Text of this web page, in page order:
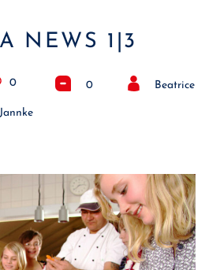
NEWS 1|3
0 0 Beatrice
Jannke